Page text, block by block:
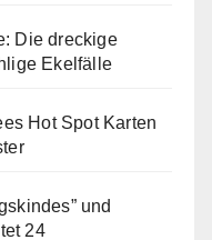
Die dreckige
Ekelfälle
Hot Spot Karten
und
24